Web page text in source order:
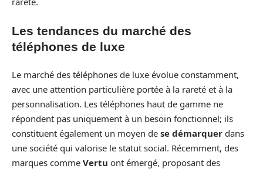
Les tendances du marché des
téléphones de luxe
Le marché des téléphones de luxe évolue constamment,
avec une attention particulière portée à la rareté et à la
personnalisation. Les téléphones haut de gamme ne
répondent pas uniquement à un besoin fonctionnel; ils
constituent également un moyen de se démarquer dans
une société qui valorise le statut social. Récemment, des
marques comme Vertu ont émergé, proposant des